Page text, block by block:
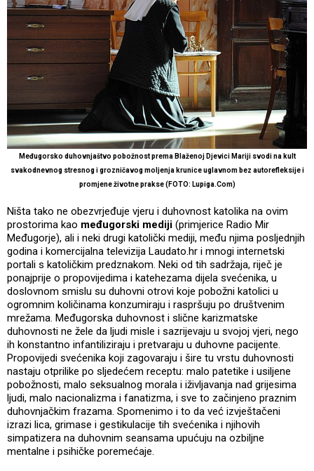
Međugorsko duhovnjaštvo pobožnost prema Blaženoj Djevici Mariji svodi na kult
svakodnevnog stresnog i grozničavog moljenja krunice uglavnom bez autorefleksije i
promjene životne prakse (FOTO: Lupiga.Com)
Ništa tako ne obezvrjeđuje vjeru i duhovnost katolika na ovim
prostorima kao međugorski mediji (primjerice Radio Mir
Međugorje), ali i neki drugi katolički mediji, među njima posljednjih
godina i komercijalna televizija Laudato.hr i mnogi internetski
portali s katoličkim predznakom. Neki od tih sadržaja, riječ je
ponajprije o propovijedima i katehezama dijela svećenika, u
doslovnom smislu su duhovni otrovi koje pobožni katolici u
ogromnim količinama konzumiraju i raspršuju po društvenim
mrežama. Međugorska duhovnost i slične karizmatske
duhovnosti ne žele da ljudi misle i sazrijevaju u svojoj vjeri, nego
ih konstantno infantiliziraju i pretvaraju u duhovne pacijente.
Propovijedi svećenika koji zagovaraju i šire tu vrstu duhovnosti
nastaju otprilike po sljedećem receptu: malo patetike i usiljene
pobožnosti, malo seksualnog morala i iživljavanja nad grijesima
ljudi, malo nacionalizma i fanatizma, i sve to začinjeno praznim
duhovnjačkim frazama. Spomenimo i to da već izvještačeni
izrazi lica, grimase i gestikulacije tih svećenika i njihovih
simpatizera na duhovnim seansama upućuju na ozbiljne
mentalne i psihičke poremećaje.